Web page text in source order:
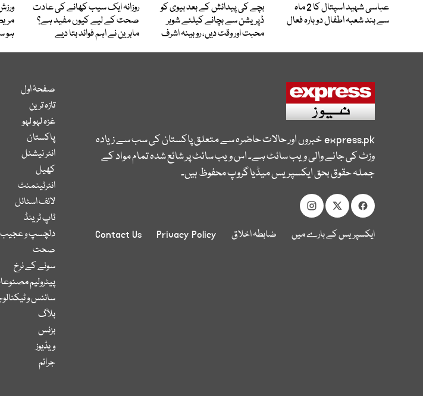
عباسی شہید اسپتال کا 2 ماہ
سے بند شعبہ اطفال دوبارہ فعال
بچے کی پیدائش کے بعد بیوی کو
ڈپریشن سے بچانے کیلئے شوہر
محبت اور وقت دیں، روبینہ اشرف
روزانہ ایک سیب کھانے کی عادت
صحت کے لیے کیوں مفید ہے؟
ماہرین نے اہم فوائد بتا دیے
ہو
express.pkخبروں اور حالات حاضرہ سے متعلق پاکستان کی سب سے زیادہ
وزٹ کی جانے والی ویب سائٹ ہے۔ اس ویب سائٹ پر شائع شدہ تمام مواد کے
جملہ حقوق بحق ایکسپریس میڈیا گروپ محفوظ ہیں۔
ایکسپریس کے بارے میں ضابطہ اخلاق Privacy Policy
Contact Us
صفحۂ اول
تازہ ترین
غزہ لہو لہو
پاکستان
انٹر نیشنل
کھیل
انٹرٹینمنٹ
لائف اسٹائل
ٹاپ ٹرینڈ
دلچسپ و عجیب
صحت
سونے کے نرخ
پیٹرولیم
سائنس و
بلاگ
بزنس
ویڈیوز
جرائم